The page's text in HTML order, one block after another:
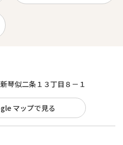
琴似二条１３丁目８－１
マップで見る